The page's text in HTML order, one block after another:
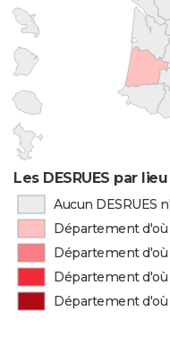
Les DESRUES par
Aucun DESRUES
Département d'où
Département d'où
Département d'où
Département d'où